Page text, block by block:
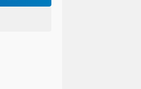
Jaga Stamina, Perkuat Soliditas! Dirlantas Polda Sumbar Genjot Pembinaan Personel Demi Pelayanan yang Lebih Responsif